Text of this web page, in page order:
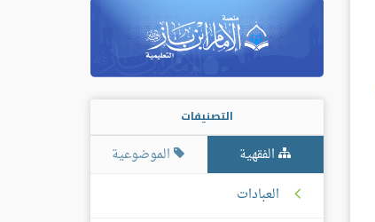
التصنيفات
الفقهية
الموضوعية
العبادات